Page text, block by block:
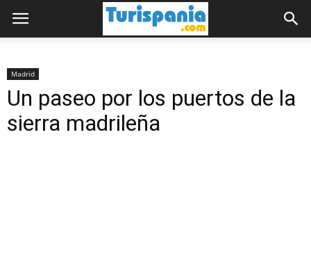
Madrid
Un paseo por los puertos de la
sierra madrileña